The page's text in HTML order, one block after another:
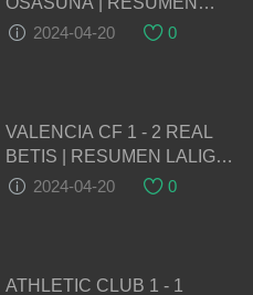
LALIGA EA SPORTS
2024-04-20 0
VALENCIA CF 1 - 2 REAL
BETIS | RESUMEN LALIGA
EA SPORTS
2024-04-20 0
ATHLETIC CLUB 1 - 1